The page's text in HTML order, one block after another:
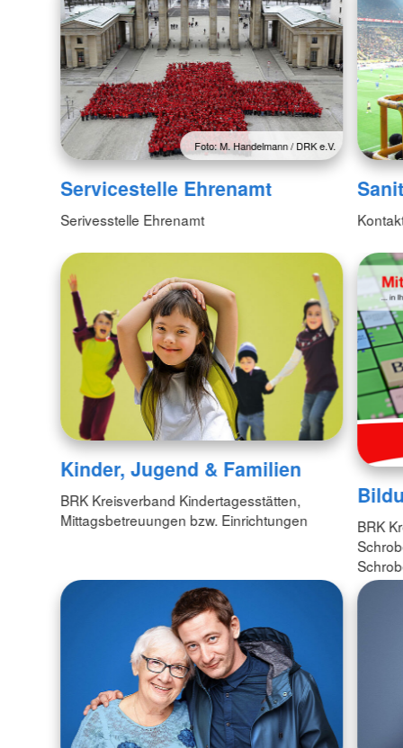
Foto: M. Handelmann / DRK e.V.
Servicestelle Ehrenamt
Serivesstelle Ehrenamt
Kinder, Jugend & Familien
BRK Kreisverband Kindertagesstätten,
Mittagsbetreuungen bzw. Einrichtungen
BRK